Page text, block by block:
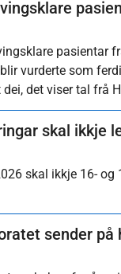
pasientar
vurderte som
det viser tal frå
skal ikkje
skal ikkje 16-
sender